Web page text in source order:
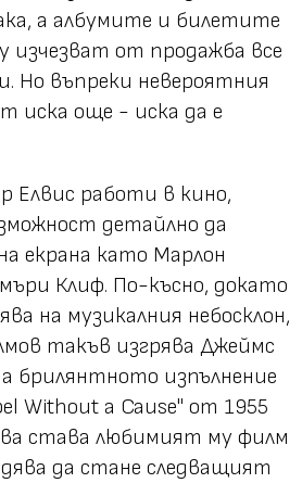
а албумите и билетите
изчезват от продажба все
Но въпреки невероятния
иска още - иска да е
Елвис работи в кино,
детайлно да
екрана като Марлон
Клиф. По-късно, докато
на музикалния небосклон,
такъв изгрява Джеймс
брилянтното изпълнение
Without a Cause" от 1955
става любимият му филм
да стане следващият